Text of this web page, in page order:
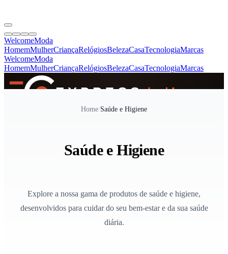
WelcomeModa
HomemMulherCriançaRelógiosBelezaCasaTecnologiaMarcas
WelcomeModa
HomemMulherCriançaRelógiosBelezaCasaTecnologiaMarcas
Home/Saúde e Higiene
Saúde e Higiene
Explore a nossa gama de produtos de saúde e higiene,
desenvolvidos para cuidar do seu bem-estar e da sua saúde
diária.